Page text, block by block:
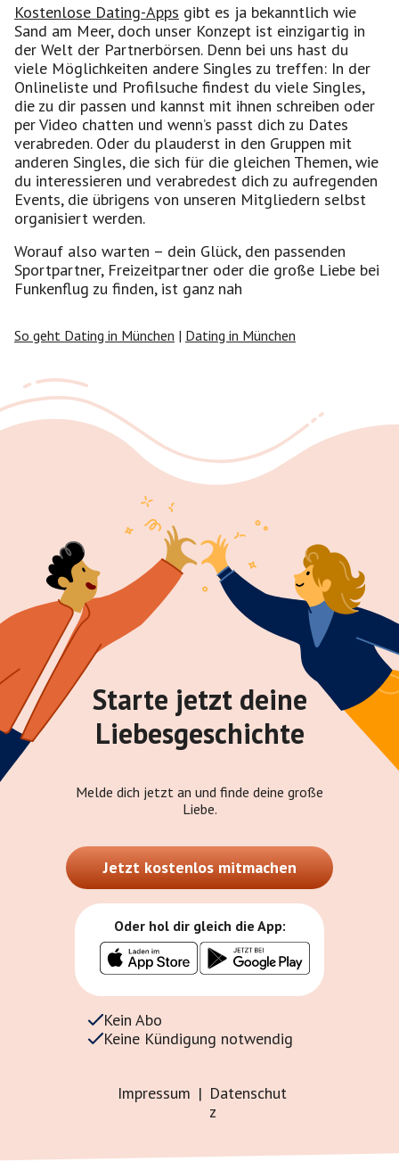
Kostenlose Dating-Apps gibt es ja bekanntlich wie
Sand am Meer, doch unser Konzept ist einzigartig in
der Welt der Partnerbörsen. Denn bei uns hast du
viele Möglichkeiten andere Singles zu treffen: In der
Onlineliste und Profilsuche findest du viele Singles,
die zu dir passen und kannst mit ihnen schreiben oder
per Video chatten und wenn’s passt dich zu Dates
verabreden. Oder du plauderst in den Gruppen mit
anderen Singles, die sich für die gleichen Themen, wie
du interessieren und verabredest dich zu aufregenden
Events, die übrigens von unseren Mitgliedern selbst
organisiert werden.
Worauf also warten – dein Glück, den passenden
Sportpartner, Freizeitpartner oder die große Liebe bei
Funkenflug zu finden, ist ganz nah
So geht Dating in München | Dating in München
Starte jetzt deine
Liebesgeschichte
Melde dich jetzt an und finde deine große
Liebe.
Jetzt kostenlos mitmachen
Oder hol dir gleich die App:
Kein Abo
Keine Kündigung notwendig
Impressum | Datenschut
z